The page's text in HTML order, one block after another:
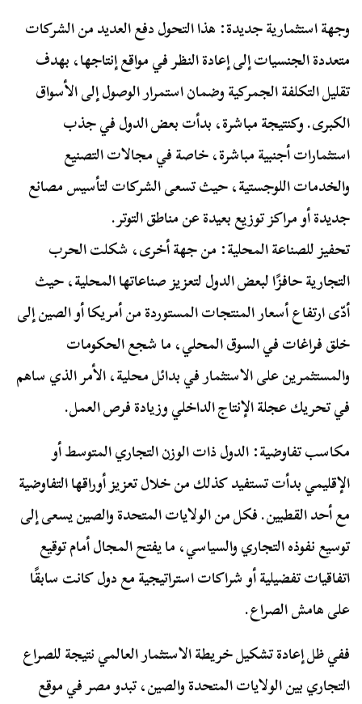
وجهة استثمارية جديدة: هذا التحول دفع العديد من الشركات
متعددة الجنسيات إلى إعادة النظر في مواقع إنتاجها، بهدف
تقليل التكلفة الجمركية وضمان استمرار الوصول إلى الأسواق
الكبرى. وكنتيجة مباشرة، بدأت بعض الدول في جذب
استثمارات أجنبية مباشرة، خاصة في مجالات التصنيع
والخدمات اللوجستية، حيث تسعى الشركات لتأسيس مصانع
جديدة أو مراكز توزيع بعيدة عن مناطق التوتر.
تحفيز للصناعة المحلية: من جهة أخرى، شكلت الحرب
التجارية حافزًا لبعض الدول لتعزيز صناعاتها المحلية، حيث
أدّى ارتفاع أسعار المنتجات المستوردة من أمريكا أو الصين إلى
خلق فراغات في السوق المحلي، ما شجع الحكومات
والمستثمرين على الاستثمار في بدائل محلية، الأمر الذي ساهم
في تحريك عجلة الإنتاج الداخلي وزيادة فرص العمل.
مكاسب تفاوضية:الدول ذات الوزن التجاري المتوسط أو
الإقليمي بدأت تستفيد كذلك من خلال تعزيز أوراقها التفاوضية
مع أحد القطبين. فكل من الولايات المتحدة والصين يسعى إلى
توسيع نفوذه التجاري والسياسي، ما يفتح المجال أمام توقيع
اتفاقيات تفضيلية أو شراكات استراتيجية مع دول كانت سابقًا
على هامش الصراع.
ففي ظل إعادة تشكيل خريطة الاستثمار العالمي نتيجة للصراع
التجاري بين الولايات المتحدة والصين، تبدو مصر في موقع